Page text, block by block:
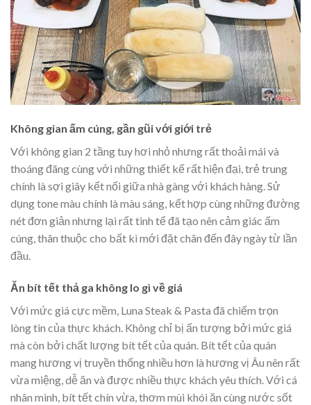
Không gian ấm cúng, gần gũi với giới trẻ
Với không gian 2 tầng tuy hơi nhỏ nhưng rất thoải mái và
thoáng đãng cùng với những thiết kế rất hiện đại, trẻ trung
chính là sợi giây kết nối giữa nhà gàng với khách hàng. Sử
dụng tone màu chính là màu sáng, kết hợp cùng những đường
nét đơn giản nhưng lại rất tinh tế đã tạo nên cảm giác ấm
cúng, thân thuộc cho bất kì mới đặt chân đến đây ngày từ lần
đầu.
Ăn bít tết thả ga không lo gì về giá
Với mức giá cực mềm, Luna Steak & Pasta đã chiếm trọn
lòng tin của thực khách. Không chỉ bị ấn tượng bởi mức giá
mà còn bởi chất lượng bít tết của quán. Bít tết của quán
mang hương vị truyền thống nhiều hơn là hương vị Âu nên rất
vừa miệng, dễ ăn và được nhiều thực khách yêu thích. Với cá
nhân mình, bít tết chín vừa, thơm mùi khói ăn cùng nước sốt